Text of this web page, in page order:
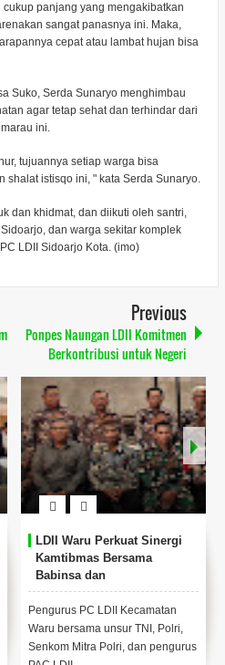
panjang yang mengakibatkan
sangat panasnya ini. Maka,
cepat atau lambat hujan bisa
Suko, Serda Sunaryo menghimbau
agar tetap sehat dan terhindar dari
ini.
tujuannya setiap warga bisa
shalat istisqo ini, " kata Serda Sunaryo.
dan khidmat, dan diikuti oleh santri,
dan warga sekitar komplek
LDII Sidoarjo Kota. (imo)
Previous
Ponpes Naungan LDII Komitmen
Berkontribusi untuk Negeri
LDII Waru Perkuat Sinergi
Kamtibmas Bersama
Babinsa dan
Bhabinkamtibmas
Pengurus PC LDII Kecamatan
Waru bersama unsur TNI, Polri,
Senkom Mitra Polri, dan pengurus